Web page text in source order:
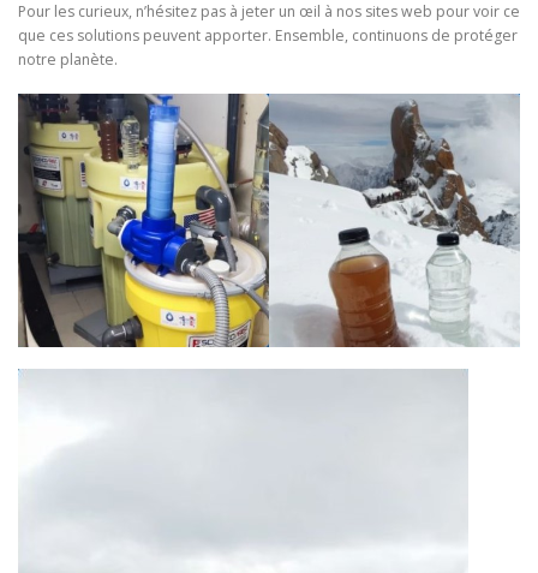
Pour les curieux, n’hésitez pas à jeter un œil à nos sites web pour voir ce
que ces solutions peuvent apporter. Ensemble, continuons de protéger
notre planète.